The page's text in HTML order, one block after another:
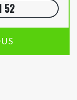
52